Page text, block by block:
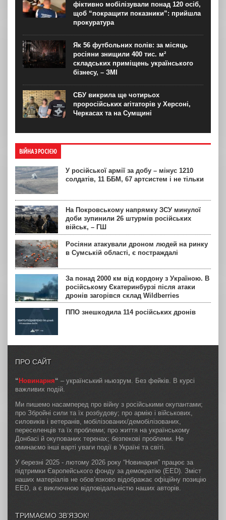
фіктивно мобілізували понад 120 осіб,
щоб “покращити показники”: прийшла
прокуратура
Як 56 футбольних полів: за місяць
росіяни знищили 400 тис. м²
складських приміщень українського
бізнесу, – ЗМІ
СБУ викрила ще чотирьох
проросійських агітаторів у Херсоні,
Черкасах та на Сумщині
ВІЙНА З РОСІЄЮ
У російської армії за добу – мінус 1210
солдатів, 11 ББМ, 67 артсистем і не тільки
На Покровському напрямку ЗСУ минулої
доби зупинили 26 штурмів російських
військ, – ГШ
Росіяни атакували дроном людей на ринку
в Сумській області, є постраждалі
За понад 2000 км від кордону з Україною. В
російському Єкатеринбурзі після атаки
дронів загорівся склад Wildberries
ППО знешкодила 114 російських дронів
ПРО САЙТ
“ Новинарня“ – український ньюзрум. Без фейків. В курсі
важливих подій.
Ми пишемо насамперед про війну з російськими окупантами;
про Збройні сили та їх розбудову; про армію і військових,
силовиків і ветеранів, мобілізованих/демобілізованих,
переселенців та їх проблеми; про життя на українському
Донбасі й окупованих теренах; безпекові проблеми. Не
оминаємо інші варті уваги події в Україні та світі.
У березні 2025 - лютому 2026 року “Новинарня” працює за
підтримки Європейського фонду за демократію (EED). Зміст
наших матеріалів не обов’язково відображає офіційну позицію
EED, а є виключною відповідальністю наших авторів.
ТРИМАЄМО ЗВ’ЯЗОК!